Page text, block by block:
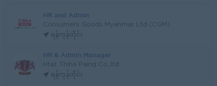
HR and Admin
Consumers Goods Myanmar Ltd (CGM)
ရန်ကုန်တိုင်း
HR & Admin Manager
Htat Thiha Paing Co.,ltd
ရန်ကုန်တိုင်း